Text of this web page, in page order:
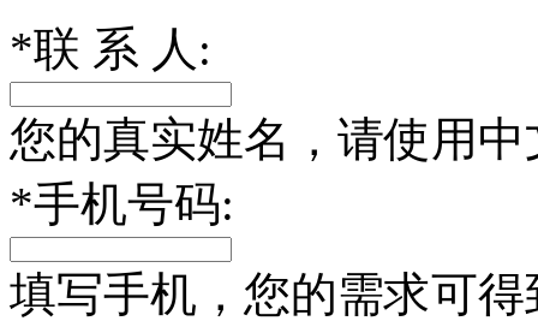
*联 系 人:
您的真实姓名，请使用中
*手机号码:
填写手机，您的需求可